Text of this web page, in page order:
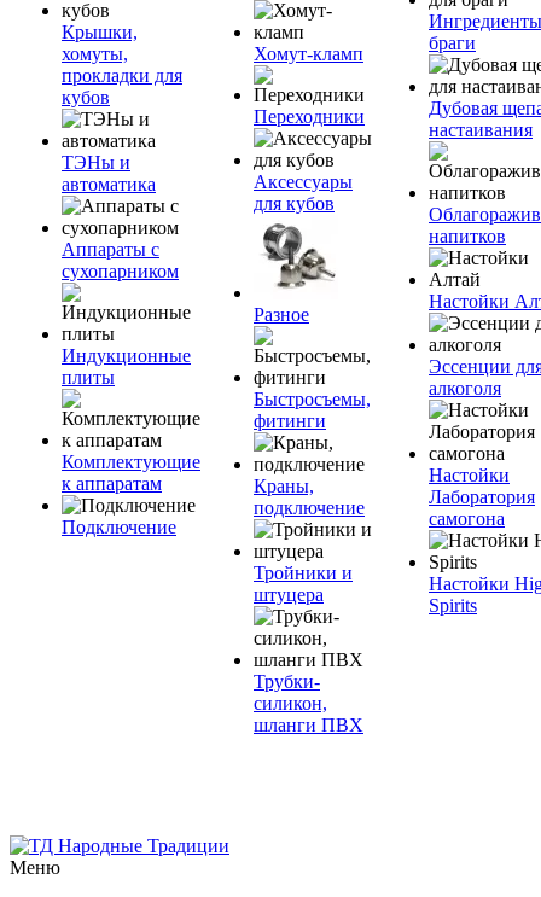
Крышки,
хомуты,
прокладки для
кубов
ТЭНы и
автоматика
Аппараты с
сухопарником
Индукционные
плиты
Комплектующие
к аппаратам
Подключение
Хомут-кламп
Переходники
Аксессуары
для кубов
Разное
Быстросъемы,
фитинги
Краны,
подключение
Тройники и
штуцера
Трубки-
силикон,
шланги ПВХ
браги
Дубовая
настаивания
напитков
Настойки
Эссенции
алкоголя
Настойки
Лаборатория
самогона
Настойки
Spirits
Меню